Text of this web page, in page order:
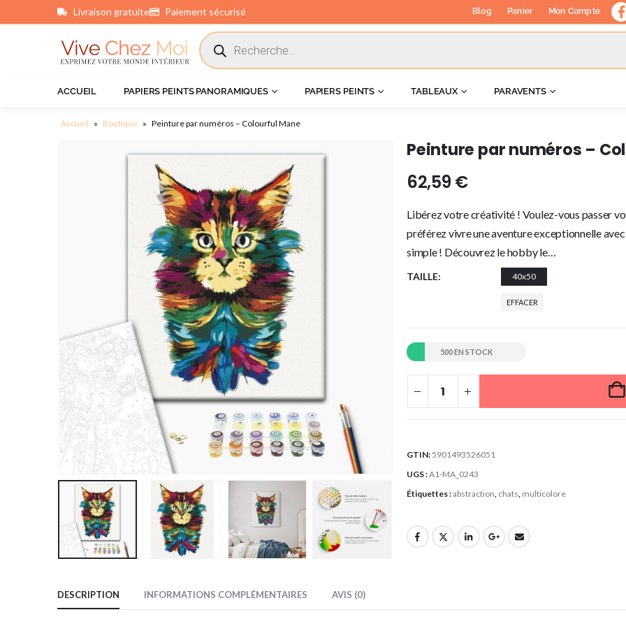
Livraison gratuite Paiement sécurisé Blog Panier Mon Compte
ACCUEIL PAPIERS PEINTS PANORAMIQUES PAPIERS PEINTS TABLEAUX PARAVENTS
Accueil » Boutique » Peinture par numéros – Colourful Mane
Peinture par numéros –
62,59 €
Libérez votre créativité ! Voulez-vous passer
préférez vivre une aventure exceptionnelle
simple ! Découvrez le hobby le…
TAILLE 40x50
EFFACER
500 EN STOCK
GTIN: 5901493526051
UGS :A1-MA_0243
Étiquettes :abstraction chats multicolore
DESCRIPTION INFORMATIONS COMPLÉMENTAIRES AVIS (0)